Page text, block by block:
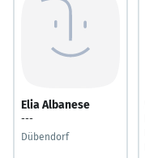
Elia Albanese
---
Dübendorf